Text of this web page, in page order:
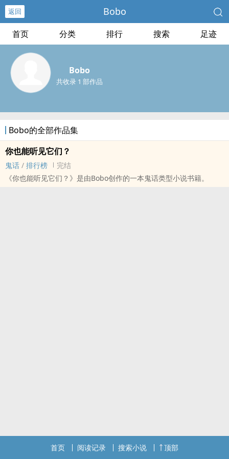
返回 Bobo
首页 分类 排行 搜索 足迹
Bobo
共收录 1 部作品
Bobo的全部作品集
你也能听见它们？
鬼话 / 排行榜
完结
《你也能听见它们？》是由Bobo创作的一本鬼话类型小说书籍。
首页 阅读记录 搜索小说 顶部